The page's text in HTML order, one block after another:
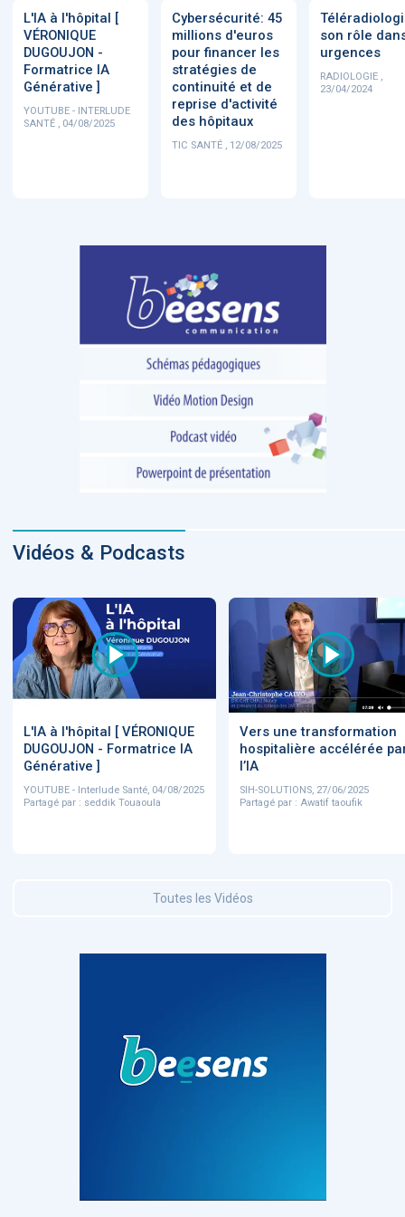
L'IA à l'hôpital [
VÉRONIQUE
DUGOUJON -
Formatrice IA
Générative ]
YOUTUBE - INTERLUDE
SANTÉ , 04/08/2025
Cybersécurité: 45
millions d'euros
pour financer les
stratégies de
continuité et de
reprise d'activité
des hôpitaux
TIC SANTÉ , 12/08/2025
son rôle
urgences
RADIOLOGIE ,
23/04/2024
Vidéos & Podcasts
L'IA à l'hôpital [ VÉRONIQUE
DUGOUJON - Formatrice IA
Générative ]
YOUTUBE - Interlude Santé, 04/08/2025
Partagé par : seddik Touaoula
Vers une transformation
hospitalière accélérée
l’IA
SIH-SOLUTIONS, 27/06/2025
Partagé par : Awatif taoufik
Toutes les Vidéos